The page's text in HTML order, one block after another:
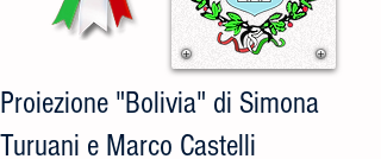
Proiezione "Bolivia" di Simona
Turuani e Marco Castelli